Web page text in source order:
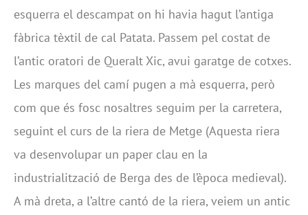
esquerra el descampat on hi havia hagut l’antiga
fàbrica tèxtil de cal Patata. Passem pel costat de
l’antic oratori de Queralt Xic, avui garatge de cotxes.
Les marques del camí pugen a mà esquerra, però
com que és fosc nosaltres seguim per la carretera,
seguint el curs de la riera de Metge (Aquesta riera
va desenvolupar un paper clau en la
industrialització de Berga des de l’època medieval).
A mà dreta, a l’altre cantó de la riera, veiem un antic